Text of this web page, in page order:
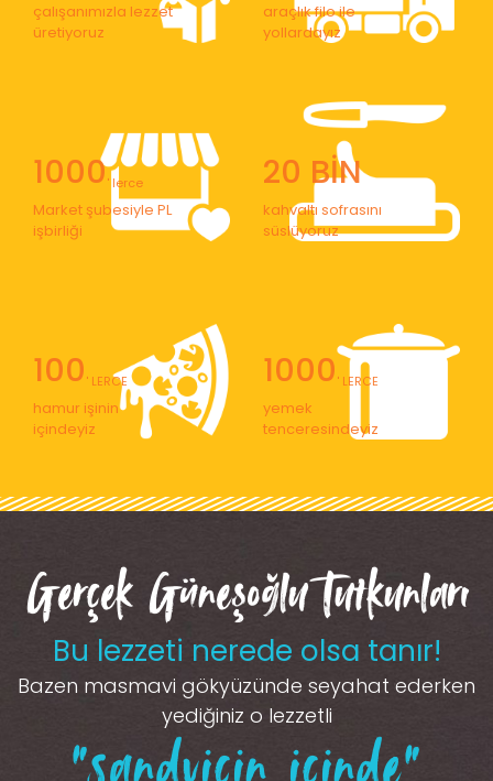
çalışanımızla lezzet
üretiyoruz
araçlık filo ile
yollardayız
1000' lerce
Market şubesiyle PL
işbirliği
20 BİN
kahvaltı sofrasını
süslüyoruz
100' LERCE
hamur işinin
içindeyiz
1000' LERCE
yemek
tenceresindeyiz
Gerçek Güneşoğlu Tutkunları
Bu lezzeti nerede olsa tanır!
Bazen masmavi gökyüzünde seyahat ederken
yediğiniz o lezzetli